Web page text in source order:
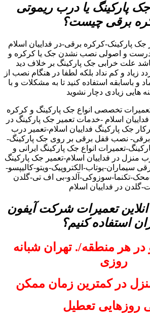
پارکینگ یا درب ریموتی
برقی چیست؟
پارکینک-کرکره برقی-در فداییان اسلام
درست و اصولی نصب نشدن جک یا کرکره و
علت خرابی جک پارکینگ بر خلاف دید
زیاد و کم نداد بلکه لطفا در هنگام نصب از
و باسابقه استفاده کنید تا به مشکلات و با
هایی زیادی دچار نشوید
تخصصی انواع جک پارکینگ و کرکره
اسلام -خدمات تعمیر جک پارکینگ در
جک پارکینگ فداییان اسلام-تعمیر درب
برقی- نصب قفل برقی بر روی جک پارکینگ-
تعمیرات انواع جک پارکینگ ایرانی و
منزل در فداییان اسلام-تعمیر جک پارکینگ
سیماران-یوتاب-الکتروپیک-ویتو-کالیپسو-
محک-تکنما-سوزوکی-آلدو-بی اف تی-گلدن
گلدن در فداییان اسلام
تعمیرات شرکت آیفون
استفاده کنیم؟
هر منطقه/. تهران شبانه
روزی
در کمترین زمان ممکن
روزهایی تعطیل